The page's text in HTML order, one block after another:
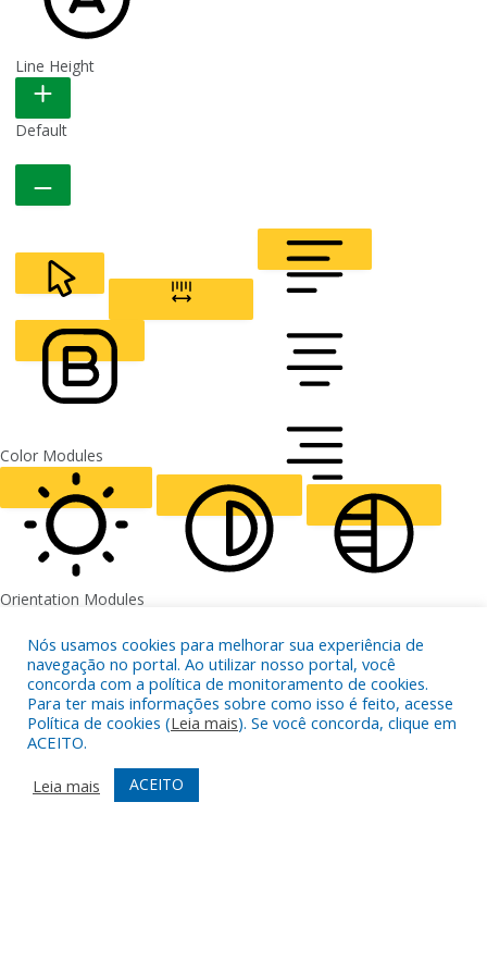
READABLE FONT
Line Height
Default
CURSOR
ALIGN TEXT
FONT WEIGHT
Color Modules
Orientation Modules
READING LINE
Nós usamos cookies para melhorar sua experiência de
navegação no portal. Ao utilizar nosso portal, você
concorda com a política de monitoramento de cookies.
Para ter mais informações sobre como isso é feito, acesse
Política de cookies (Leia mais). Se você concorda, clique em
ACEITO.
Leia mais
ACEITO